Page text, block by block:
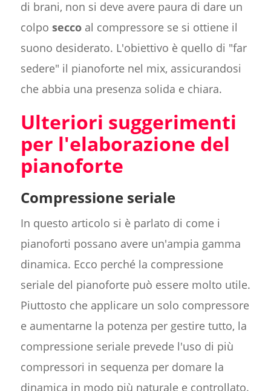
di brani, non si deve avere paura di dare un
colpo seccoal compressore se si ottiene il
suono desiderato. L'obiettivo è quello di "far
sedere" il pianoforte nel mix, assicurandosi
che abbia una presenza solida e chiara.
Ulteriori suggerimenti
per l'elaborazione del
pianoforte
Compressione seriale
In questo articolo si è parlato di come i
pianoforti possano avere un'ampia gamma
dinamica. Ecco perché la compressione
seriale del pianoforte può essere molto utile.
Piuttosto che applicare un solo compressore
e aumentarne la potenza per gestire tutto, la
compressione seriale prevede l'uso di più
compressori in sequenza per domare la
dinamica in modo più naturale e controllato.